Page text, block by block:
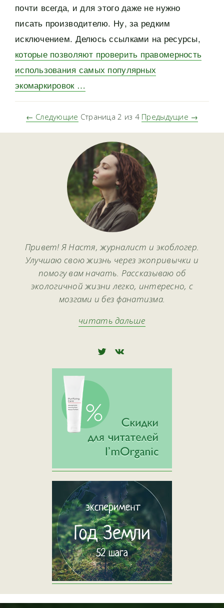
почти всегда, и для этого даже не нужно
писать производителю. Ну, за редким
исключением. Делюсь ссылками на ресурсы,
которые позволяют проверить правомерность
использования самых популярных
экомаркировок …
← Следующие Страница 2 из 4 Предыдущие →
Привет! Я Настя, журналист и экоблогер.
Улучшаю свою жизнь через экопривычки и
помогу вам начать. Рассказываю об
экологичной жизни легко, интересно, с
мозгами и без фанатизма.
читать дальше
🅃 🅅